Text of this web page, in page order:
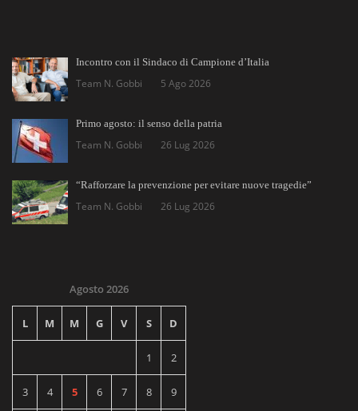
Incontro con il Sindaco di Campione d’Italia
Team N. Gobbi 5 Ago 2026
Primo agosto: il senso della patria
Team N. Gobbi 26 Lug 2026
“Rafforzare la prevenzione per evitare nuove tragedie”
Team N. Gobbi 26 Lug 2026
Agosto 2026
L M M G V S D
1 2
3 4 5 6 7 8 9